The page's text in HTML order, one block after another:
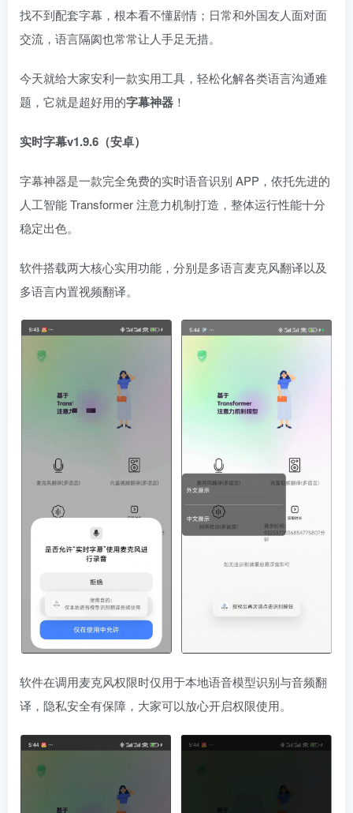
找不到配套字幕，根本看不懂剧情；日常和外国友人面对面
交流，语言隔阂也常常让人手足无措。
今天就给大家安利一款实用工具，轻松化解各类语言沟通难
题，它就是超好用的字幕神器 ！
实时字幕v1.9.6（安卓）
字幕神器是一款完全免费的实时语音识别 APP，依托先进的
人工智能 Transformer 注意力机制打造，整体运行性能十分
稳定出色。
软件搭载两大核心实用功能，分别是多语言麦克风翻译以及
多语言内置视频翻译。
软件在调用麦克风权限时仅用于本地语音模型识别与音频翻
译，隐私安全有保障，大家可以放心开启权限使用。